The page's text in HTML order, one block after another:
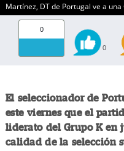
Martínez, DT de Portugal ve a
0
0
El seleccionador de
este viernes que el
liderato del Grupo K en
calidad de la selección